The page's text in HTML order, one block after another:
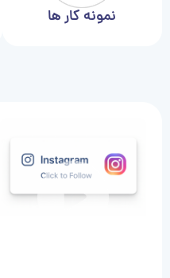
نمونه کار ها